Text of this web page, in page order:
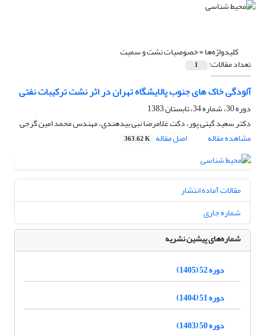
کلیدواژه‌ها =خصوصیات نشت و سمیت
تعداد مقالات: 1
آلودگی خاک های جنوب پالایشگاه تهران در اثر نشت ترکیبات نفتی
دوره 30، شماره 34، تابستان 1383
دکتر سعید گیتی پور، دکت غلامرضا نبی بیدهندی، مهندس محمد امین گرجی
مشاهده مقاله
اصل مقاله 363.62 K
مقالات آماده انتشار
شماره جاری
شماره‌های پیشین نشریه
دوره 52 (1405)
دوره 51 (1404)
دوره 50 (1403)